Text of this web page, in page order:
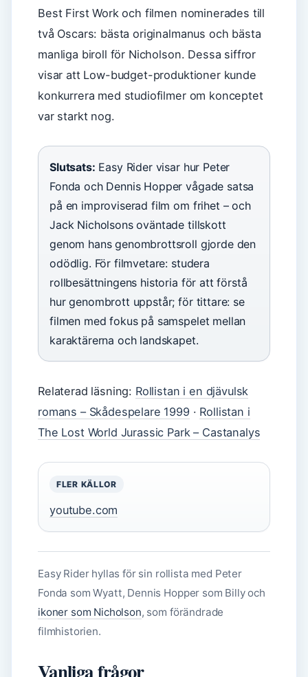
Best First Work och filmen nominerades till
två Oscars: bästa originalmanus och bästa
manliga biroll för Nicholson. Dessa siffror
visar att Low-budget-produktioner kunde
konkurrera med studiofilmer om konceptet
var starkt nog.
Slutsats: Easy Rider visar hur Peter
Fonda och Dennis Hopper vågade satsa
på en improviserad film om frihet – och
Jack Nicholsons oväntade tillskott
genom hans genombrottsroll gjorde den
odödlig. För filmvetare: studera
rollbesättningens historia för att förstå
hur genombrott uppstår; för tittare: se
filmen med fokus på samspelet mellan
karaktärerna och landskapet.
Relaterad läsning: Rollistan i en djävulsk
romans – Skådespelare 1999 · Rollistan i
The Lost World Jurassic Park – Castanalys
FLER KÄLLOR
youtube.com
Easy Rider hyllas för sin rollista med Peter
Fonda som Wyatt, Dennis Hopper som Billy och
ikoner som Nicholson, som förändrade
filmhistorien.
Vanliga frågor